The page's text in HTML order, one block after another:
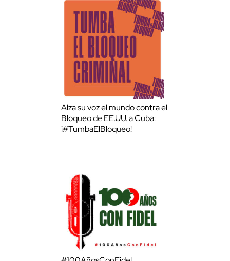
Alza su voz el mundo contra el
Bloqueo de EE.UU. a Cuba:
¡#TumbaElBloqueo!